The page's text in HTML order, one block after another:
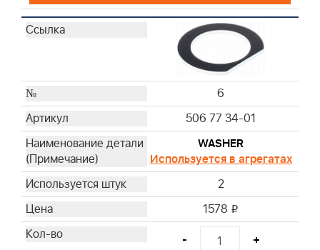
6
506 77 34-01
WASHER
Используется в агрегатах
2
1578 i
- +